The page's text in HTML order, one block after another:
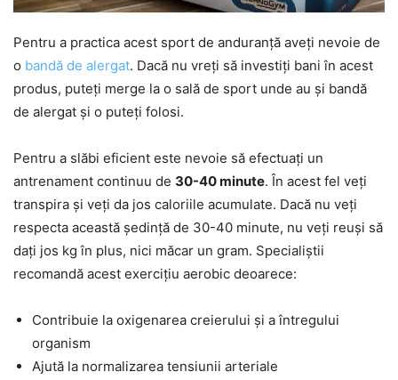
Pentru a practica acest sport de anduranță aveți nevoie de
o bandă de alergat. Dacă nu vreți să investiți bani în acest
produs, puteți merge la o sală de sport unde au și bandă
de alergat și o puteți folosi.
Pentru a slăbi eficient este nevoie să efectuați un
antrenament continuu de 30-40 minute. În acest fel veți
transpira și veți da jos caloriile acumulate. Dacă nu veți
respecta această ședință de 30-40 minute, nu veți reuși să
dați jos kg în plus, nici măcar un gram. Specialiștii
recomandă acest exercițiu aerobic deoarece:
Contribuie la oxigenarea creierului și a întregului
organism
Ajută la normalizarea tensiunii arteriale